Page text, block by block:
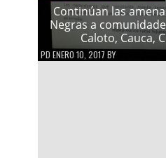
Continúan las
Negras a
Caloto, Cauca,
PD ENERO 10, 2017 BY